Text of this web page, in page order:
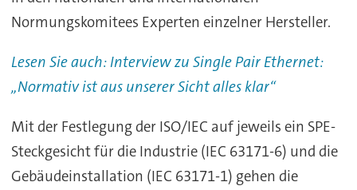
Normungskomitees Experten einzelner Hersteller.
Lesen Sie auch: Interview zu Single Pair Ethernet:
„Normativ ist aus unserer Sicht alles klar“
Mit der Festlegung der ISO/IEC auf jeweils ein SPE-
Steckgesicht für die Industrie (IEC 63171-6) und die
Gebäudeinstallation (IEC 63171-1) gehen die